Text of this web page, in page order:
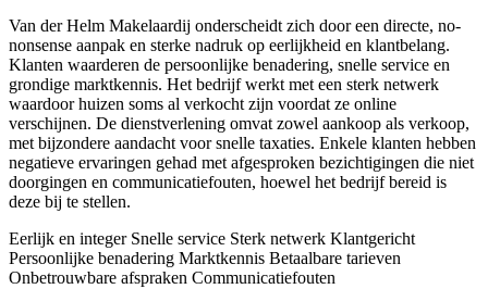
Van der Helm Makelaardij onderscheidt zich door een directe, no-
nonsense aanpak en sterke nadruk op eerlijkheid en klantbelang.
Klanten waarderen de persoonlijke benadering, snelle service en
grondige marktkennis. Het bedrijf werkt met een sterk netwerk
waardoor huizen soms al verkocht zijn voordat ze online
verschijnen. De dienstverlening omvat zowel aankoop als verkoop,
met bijzondere aandacht voor snelle taxaties. Enkele klanten hebben
negatieve ervaringen gehad met afgesproken bezichtigingen die niet
doorgingen en communicatiefouten, hoewel het bedrijf bereid is
deze bij te stellen.
Eerlijk en integerSnelle service Sterk netwerk Klantgericht
Persoonlijke benadering Marktkennis Betaalbare tarieven
Onbetrouwbare afspraken Communicatiefouten